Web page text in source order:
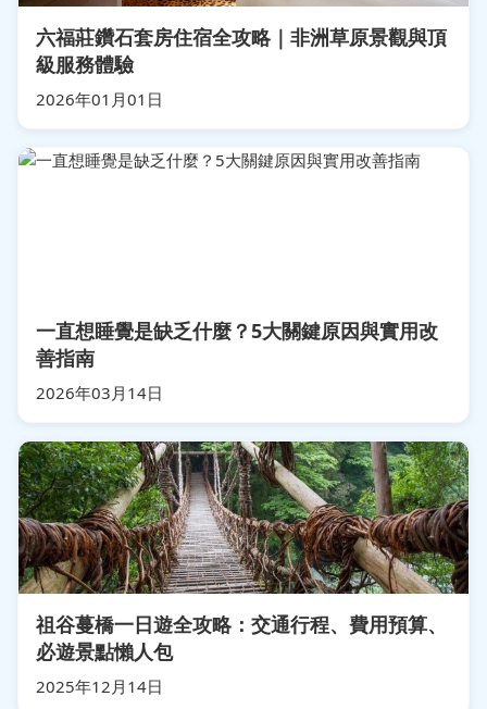
六福莊鑽石套房住宿全攻略｜非洲草原景觀與頂
級服務體驗
2026年01月01日
一直想睡覺是缺乏什麼？5大關鍵原因與實用改
善指南
2026年03月14日
祖谷蔓橋一日遊全攻略：交通行程、費用預算、
必遊景點懶人包
2025年12月14日